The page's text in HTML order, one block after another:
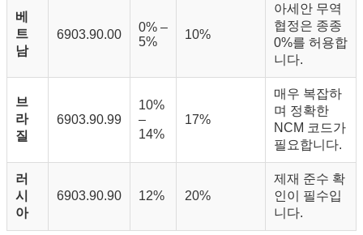
베
트
남
6903.90.00
0% –
5%
10%
아세안 무역
협정은 종종
0%를 허용합
니다.
브
라
질
6903.90.99
10%
–
14%
17%
매우 복잡하
며 정확한
NCM 코드가
필요합니다.
러
시
아
6903.90.90 12% 20%
제재 준수 확
인이 필수입
니다.